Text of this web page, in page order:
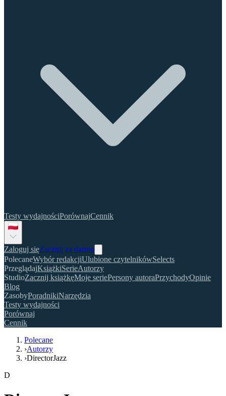
Testy wydajnościPorównajCennik
Zaloguj sięZacznij za darmo
PolecaneWybór redakcjiUlubione czytelnikówSelects
PrzeglądajKsiążkiSerieAutorzy
StudioZacznij książkęMoje seriePersony autoraPrzychodyOpinie
Blog
ZasobyPoradnikiNarzędzia
Testy wydajności
Porównaj
Cennik
Polecane
›Autorzy
›DirectorJazz
D